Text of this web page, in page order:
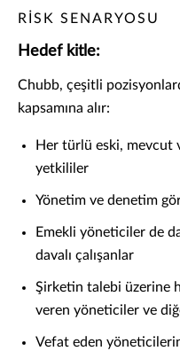
RİSK SENARYOSU
Hedef kitle:
Chubb, çeşitli
kapsamına alır:
Her türlü eski, mevcut
yetkililer
Yönetim ve denetim
Emekli yöneticiler de
davalı çalışanlar
Şirketin talebi üzerine
veren yöneticiler ve
Vefat eden